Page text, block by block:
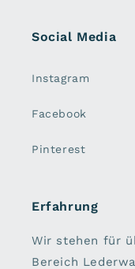
Social Media
Instagram
Facebook
Pinterest
Erfahrung
Wir stehen für
Bereich